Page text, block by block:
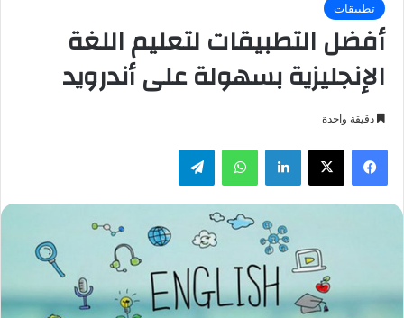
تطبيقات
أفضل التطبيقات لتعليم اللغة
الإنجليزية بسهولة على أندرويد
دقيقة واحدة
فيسبوك لينكدإن واتساب